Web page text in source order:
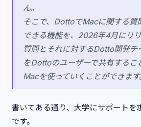
ん。
そこで、DottoでMacに関する質
できる機能を、2026年4月にリリ
質問とそれに対するDotto開発チ
をDottoのユーザーで共有するこ
Macを使っていくことができます
書いてある通り、大学にサポートを
です。